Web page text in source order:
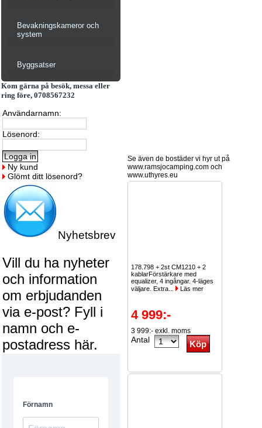
Bevakningskameror och
system
Byggsatser
Kom gärna på besök, messa eller
ring före, 0708567232
Användarnamn:
Lösenord:
Ny kund
Glömt ditt lösenord?
Nyhetsbrev
Vill du ha nyheter
och information
om erbjudanden
via e-post? Fyll i
namn och e-
postadress här.
Se även de bostäder vi hyr ut på
www.ramsjocamping.com och
www.uthyres.eu
178.798 + 2st CM1210 + 2
kablarFörstärkare med
equalizer, 4 ingångar. 4-läges
väljare. Extra...
Läs mer
4 999:-
3 999:- exkl. moms
Antal